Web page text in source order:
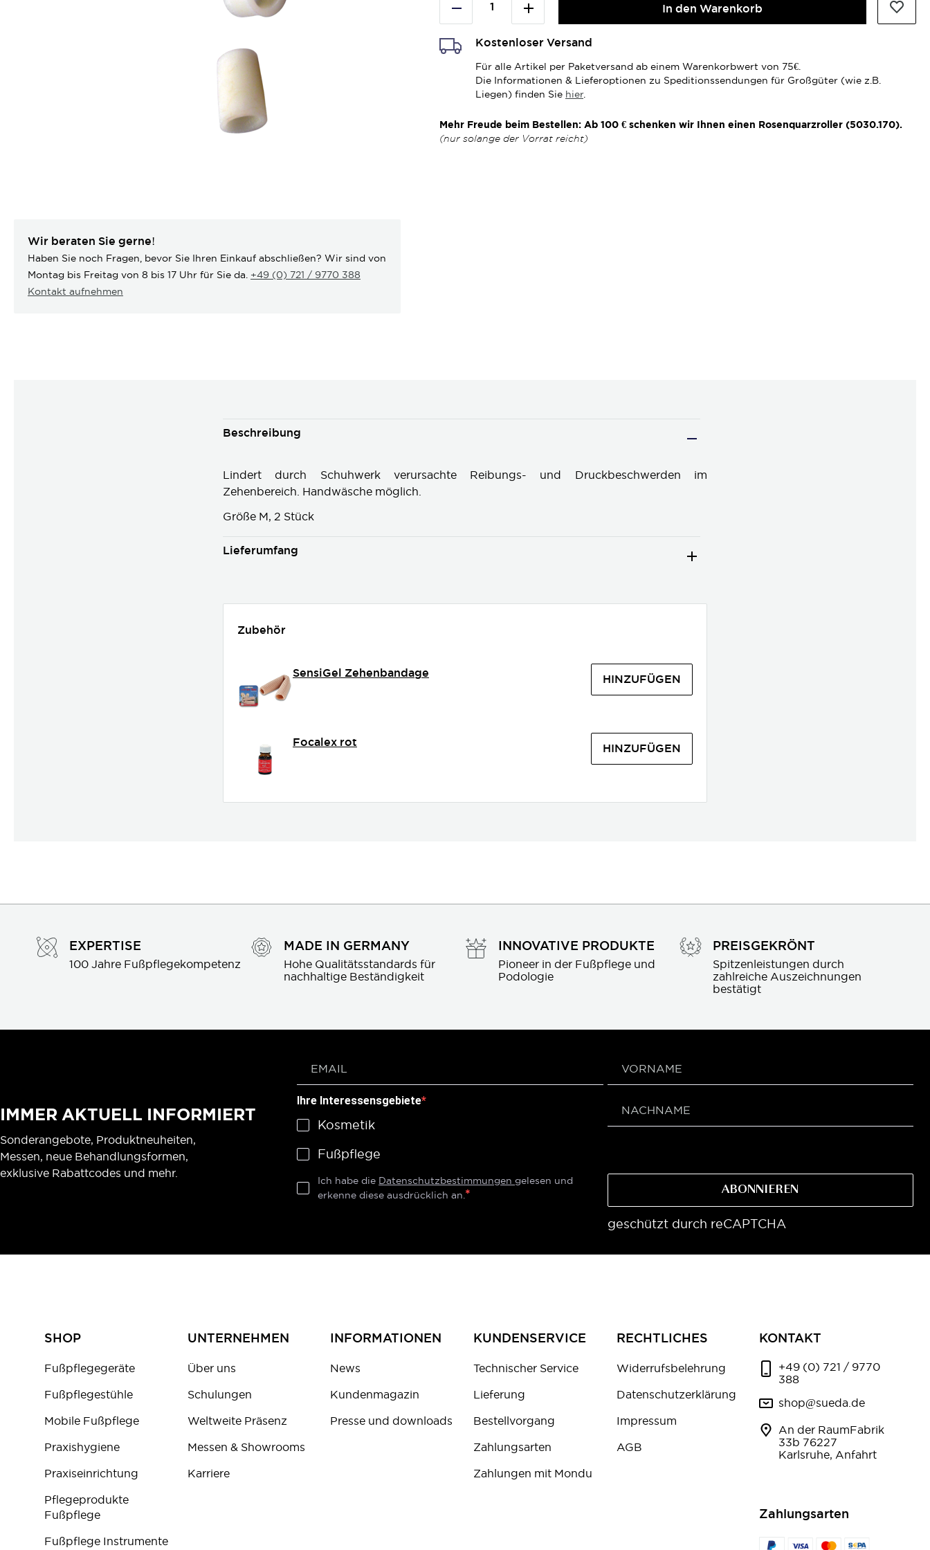
Wir beraten Sie gerne!
Haben Sie noch Fragen, bevor Sie Ihren Einkauf abschließen? Wir sind von
Montag bis Freitag von 8 bis 17 Uhr für Sie da. +49 (0) 721 / 9770 388
Kontakt aufnehmen
In den Warenkorb
Kostenloser Versand
Für alle Artikel per Paketversand ab einem Warenkorbwert von 75€.
Die Informationen & Lieferoptionen zu Speditionssendungen für Großgüter (wie z.B.
Liegen) finden Sie hier.
Mehr Freude beim Bestellen: Ab 100 € schenken wir Ihnen einen Rosenquarzroller (5030.170).
(nur solange der Vorrat reicht)
Beschreibung
Lindert durch Schuhwerk verursachte Reibungs- und Druckbeschwerden im
Zehenbereich. Handwäsche möglich.
Größe M, 2 Stück
Lieferumfang
Zubehör
SensiGel Zehenbandage HINZUFÜGEN
Focalex rot HINZUFÜGEN
EXPERTISE
100 Jahre Fußpflegekompetenz
MADE IN GERMANY
Hohe Qualitätsstandards für
nachhaltige Beständigkeit
INNOVATIVE PRODUKTE
Pioneer in der Fußpflege und
Podologie
PREISGEKRÖNT
Spitzenleistungen durch
zahlreiche Auszeichnungen
bestätigt
IMMER AKTUELL INFORMIERT
Sonderangebote, Produktneuheiten,
Messen, neue Behandlungsformen,
exklusive Rabattcodes und mehr.
Ihre Interessensgebiete
Kosmetik
Fußpflege
Ich habe die Datenschutzbestimmungengelesen und
erkenne diese ausdrücklich an.
ABONNIEREN
geschützt durch reCAPTCHA
SHOP
Fußpflegegeräte
Fußpflegestühle
Mobile Fußpflege
Praxishygiene
Praxiseinrichtung
Pflegeprodukte
Fußpflege
Fußpflege Instrumente
UNTERNEHMEN
Über uns
Schulungen
Weltweite Präsenz
Messen & Showrooms
Karriere
INFORMATIONEN
News
Kundenmagazin
Presse und downloads
KUNDENSERVICE
Technischer Service
Lieferung
Bestellvorgang
Zahlungsarten
Zahlungen mit Mondu
RECHTLICHES
Widerrufsbelehrung
Datenschutzerklärung
Impressum
AGB
KONTAKT
+49 (0) 721 / 9770
388
shop@sueda.de
An der RaumFabrik
33b 76227
Karlsruhe, Anfahrt
Zahlungsarten